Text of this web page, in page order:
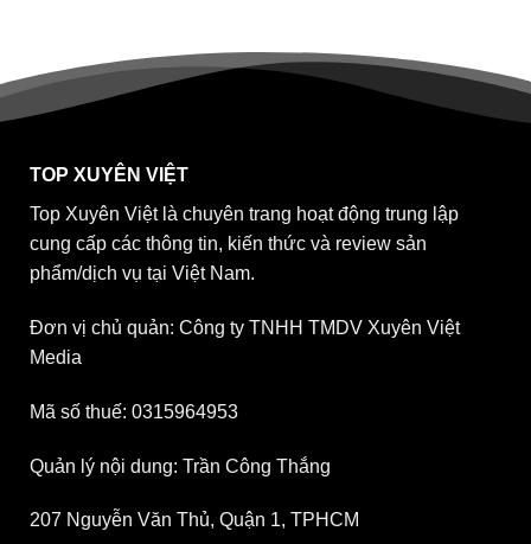
TOP XUYÊN VIỆT
Top Xuyên Việt là chuyên trang hoạt động trung lập
cung cấp các thông tin, kiến thức và review sản
phẩm/dịch vụ tại Việt Nam.
Đơn vị chủ quản: Công ty TNHH TMDV Xuyên Việt
Media
Mã số thuế: 0315964953
Quản lý nội dung: Trần Công Thắng
207 Nguyễn Văn Thủ, Quận 1, TPHCM